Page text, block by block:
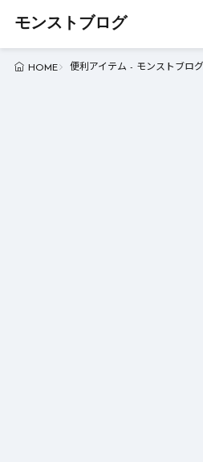
モンストブログ
HOME 便利アイテム - モンストブログ